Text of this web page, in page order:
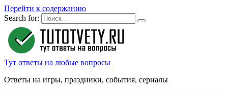
Перейти к содержанию
Search for:
Тут ответы на любые вопросы
Ответы на игры, праздники, события, сериалы